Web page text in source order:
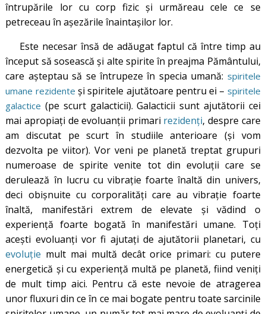
întrupările lor cu corp fizic și urmăreau cele ce se
petreceau în așezările înaintașilor lor.
Este necesar însă de adăugat faptul că între timp au
început să sosească și alte spirite în preajma Pământului,
care așteptau să se întrupeze în specia umană: spiritele
umane rezidente și spiritele ajutătoare pentru ei – spiritele
galactice (pe scurt galacticii). Galacticii sunt ajutătorii cei
mai apropiați de evoluanții primari rezidenți, despre care
am discutat pe scurt în studiile anterioare (și vom
dezvolta pe viitor). Vor veni pe planetă treptat grupuri
numeroase de spirite venite tot din evoluții care se
derulează în lucru cu vibrație foarte înaltă din univers,
deci obișnuite cu corporalități care au vibrație foarte
înaltă, manifestări extrem de elevate și vădind o
experiență foarte bogată în manifestări umane. Toți
acești evoluanți vor fi ajutați de ajutătorii planetari, cu
evoluție mult mai multă decât orice primari: cu putere
energetică și cu experiență multă pe planetă, fiind veniți
de mult timp aici. Pentru că este nevoie de atragerea
unor fluxuri din ce în ce mai bogate pentru toate sarcinile